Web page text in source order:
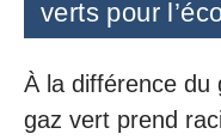
verts pour
À la différence du
gaz vert prend